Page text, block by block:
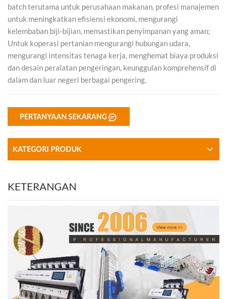
batch terutama untuk perusahaan makanan, profesi manajemen
untuk meningkatkan efisiensi ekonomi, mengurangi
kelembaban biji-bijian, memastikan penyimpanan yang aman;
Untuk koperasi pertanian mengurangi hubungan udara,
mengurangi intensitas tenaga kerja, menghemat biaya produksi
dan desain peralatan pengeringan, keunggulan komprehensif di
dalam dan luar negeri berbagai pengering.
PERTANYAAN SEKARANG
KATEGORI PRODUK
KETERANGAN